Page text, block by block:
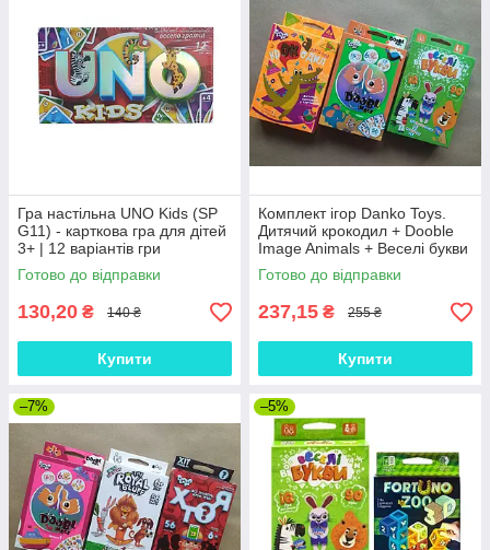
Гра настільна UNO Kids (SP
G11) - карткова гра для дітей
3+ | 12 варіантів гри
Готово до відправки
130,20 ₴ 140 ₴
Купити
Комплект ігор Danko Toys.
Дитячий крокодил + Dooble
Image Animals + Веселі букви
(Укр)
Готово до відправки
237,15 ₴ 255 ₴
Купити
–7% –5%